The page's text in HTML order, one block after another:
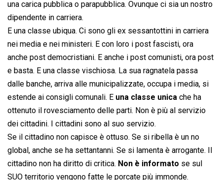
k
p
n
k
una carica pubblica o parapubblica. Ovunque ci sia un nostro
dipendente in carriera.
E una classe ubiqua. Ci sono gli ex sessantottini in carriera
nei media e nei ministeri. E con loro i post fascisti, ora
anche post democristiani. E anche i post comunisti, ora post
e basta. E una classe vischiosa. La sua ragnatela passa
dalle banche, arriva alle municipalizzate, occupa i media, si
estende ai consigli comunali. E una classe unica che ha
ottenuto il rovesciamento delle parti. Non è più al servizio
dei cittadini. I cittadini sono al suo servizio.
Se il cittadino non capisce è ottuso. Se si ribella è un no
global, anche se ha settantanni. Se si lamenta è arrogante. Il
cittadino non ha diritto di critica. Non è informato se sul
SUO territorio vengono fatte le porcate più immonde.